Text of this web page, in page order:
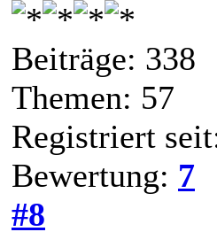
Beiträge: 338
Themen: 57
Registriert
Bewertung: 7
#8